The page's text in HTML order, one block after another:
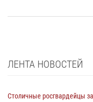
ЛЕНТА НОВОСТЕЙ
Столичные росгвардейцы